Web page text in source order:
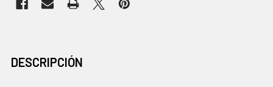
JUNTOS
DESCRIPCIÓN